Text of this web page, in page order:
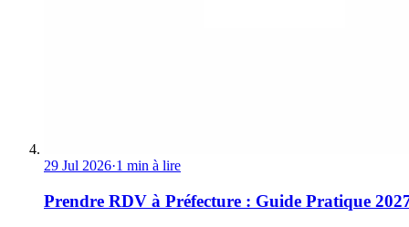
29 Jul 2026·1 min à lire
Prendre RDV à Préfecture : Guide Pratique